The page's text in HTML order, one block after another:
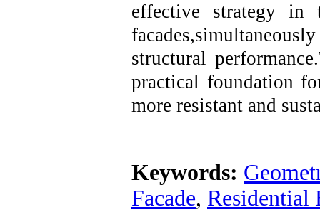
effective strategy in
structural
practical foundation
more resistant and
Keywords:
Facade, Residential